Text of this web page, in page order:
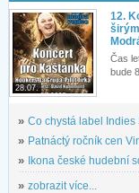
28.07.
12.
Čas
bude
» Co chystá label
» Patnáctý ročník cen
» Ikona české hudební
» zobrazit více...